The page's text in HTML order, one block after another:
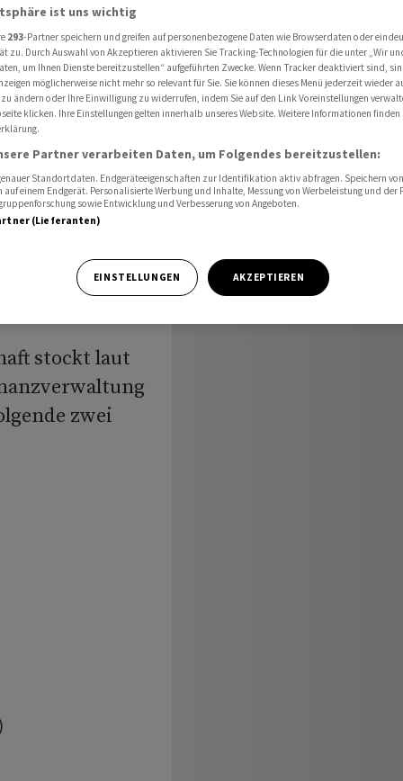
2036 um 360 Mio Fr. auf
und
Mio Fr.
stockt laut
zwei
ist uns wichtig
293-Partner speichern und greifen auf personenbezogene Daten wie Browserdaten oder
zu. Durch Auswahl von Akzeptieren aktivieren Sie Tracking-Technologien für die unter „Wir
um Ihnen Dienste bereitzustellen“ aufgeführten Zwecke. Wenn Tracker deaktiviert sind,
möglicherweise nicht mehr so relevant für Sie. Sie können dieses Menü jederzeit wieder
ändern oder Ihre Einwilligung zu widerrufen, indem Sie auf den Link Voreinstellungen
klicken. Ihre Einstellungen gelten innerhalb unseres Website. Weitere Informationen finden
Partner verarbeiten Daten, um Folgendes bereitzustellen:
Standortdaten. Endgeräteeigenschaften zur Identifikation aktiv abfragen. Speichern
einem Endgerät. Personalisierte Werbung und Inhalte, Messung von Werbeleistung und der
sowie Entwicklung und Verbesserung von Angeboten.
(Lieferanten)
EINSTELLUNGEN AKZEPTIEREN